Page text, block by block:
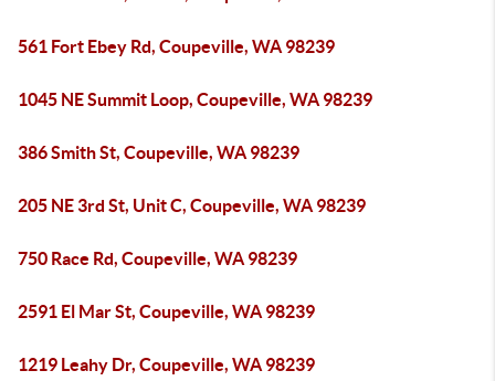
561 Fort Ebey Rd, Coupeville, WA 98239
1045 NE Summit Loop, Coupeville, WA 98239
386 Smith St, Coupeville, WA 98239
205 NE 3rd St, Unit C, Coupeville, WA 98239
750 Race Rd, Coupeville, WA 98239
2591 El Mar St, Coupeville, WA 98239
1219 Leahy Dr, Coupeville, WA 98239